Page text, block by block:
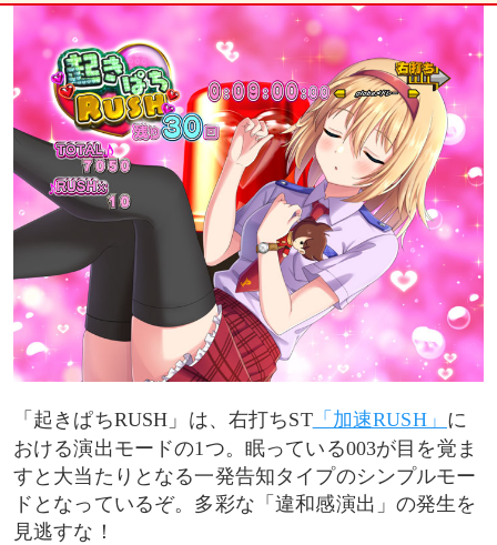
「起きぱちRUSH」は、右打ちST「加速RUSH」 に
おける演出モードの1つ。眠っている003が目を覚ま
すと大当たりとなる一発告知タイプのシンプルモー
ドとなっているぞ。多彩な「違和感演出」の発生を
見逃すな！